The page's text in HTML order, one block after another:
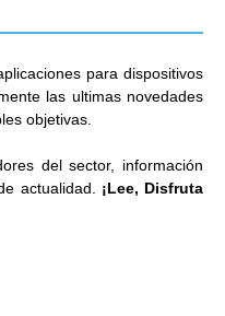
para dispositivos
las ultimas novedades
objetivas.
del sector, información
actualidad. ¡Lee, Disfruta